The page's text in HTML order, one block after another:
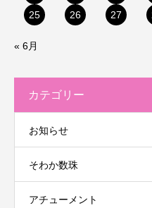
25
26 27
« 6月
カテゴリー
お知らせ
そわか数珠
アチューメント